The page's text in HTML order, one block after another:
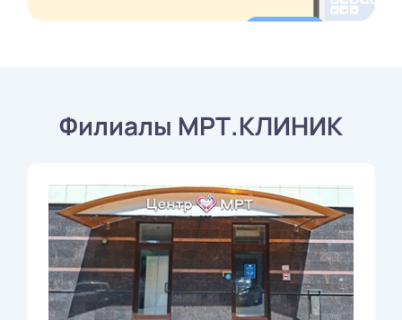
Филиалы МРТ.КЛИНИК